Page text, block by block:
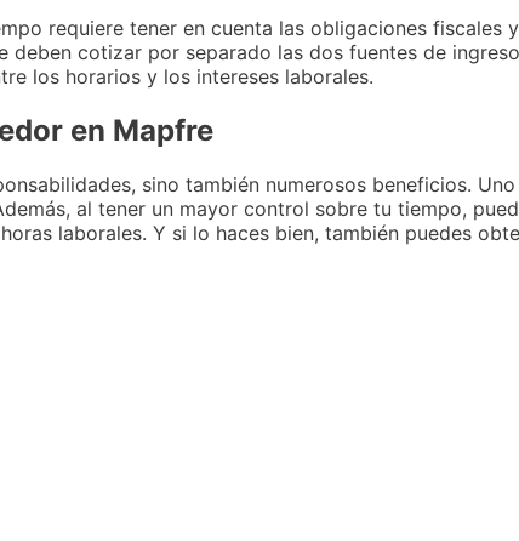
requiere tener en cuenta las obligaciones fiscales
cotizar por separado las dos fuentes de
los horarios y los intereses laborales.
en Mapfre
sino también numerosos beneficios.
al tener un mayor control sobre tu tiempo,
laborales. Y si lo haces bien, también puedes